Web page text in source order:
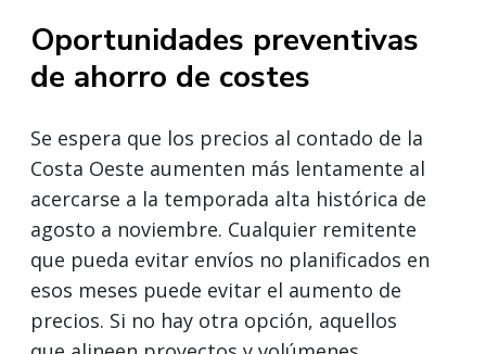
Oportunidades preventivas
de ahorro de costes
Se espera que los precios al contado de la
Costa Oeste aumenten más lentamente al
acercarse a la temporada alta histórica de
agosto a noviembre. Cualquier remitente
que pueda evitar envíos no planificados en
esos meses puede evitar el aumento de
precios. Si no hay otra opción, aquellos